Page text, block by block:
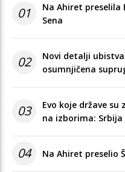
01
Na Ahiret preselila
Sena
02
Novi detalji
osumnjičena
03
Evo koje države
na izborima:
04 Na Ahiret preselio